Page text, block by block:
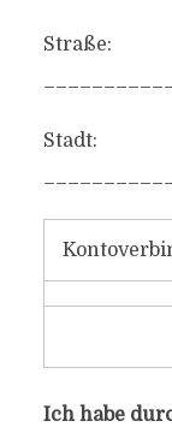
Straße:
Stadt:
Ich habe